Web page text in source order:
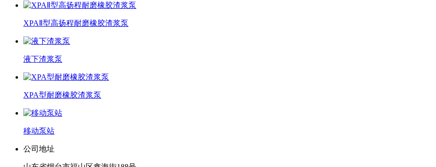
XPAⅡ型高扬程耐磨橡胶渣浆泵
液下渣浆泵
XPA型耐磨橡胶渣浆泵
移动泵站
公司地址